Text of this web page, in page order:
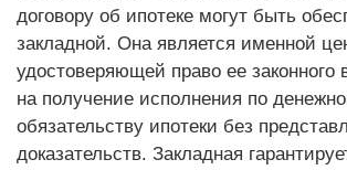
договору об ипотеке могут быть
закладной. Она является именной
удостоверяющей право ее законного
на получение исполнения по
обязательству ипотеки без
доказательств. Закладная